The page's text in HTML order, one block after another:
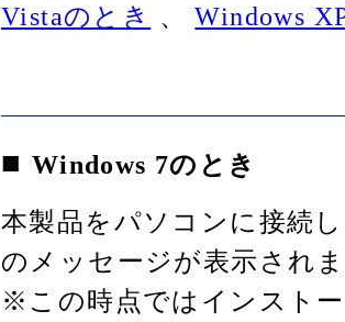
Vistaのとき
、Windows
■ Windows 7のとき
本製品をパソコンに接続
のメッセージが表示され
※この時点ではインスト